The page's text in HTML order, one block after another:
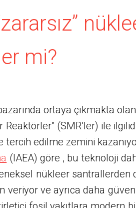
mi?
ortaya çıkmakta olan
Reaktörler” (SMR’ler) ile
tercih edilme zemini
(IAEA) göre , bu teknoloji
nükleer santrallerden
veriyor ve ayrıca daha